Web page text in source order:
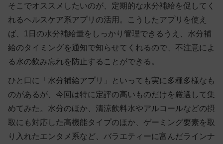
そこでオススメしたいのが、定期的な水分補給を促してく
れるヘルスケア系アプリの活用。こうしたアプリを使え
ば、1日の水分補給量をしっかり管理できるうえ、水分補
給のタイミングを通知で知らせてくれるので、不注意によ
る水の飲み忘れを防止することができる。
ひと口に「水分補給アプリ」といっても実に多種多様なも
のがあるが、今回は特に定評の高いものだけを厳選して集
めてみた。水分のほか、清涼飲料水やアルコールなどの摂
取にも対応した高機能タイプのほか、ゲーミング要素を取
り入れたエンタメ系など、バラエティーに富んだラインナ